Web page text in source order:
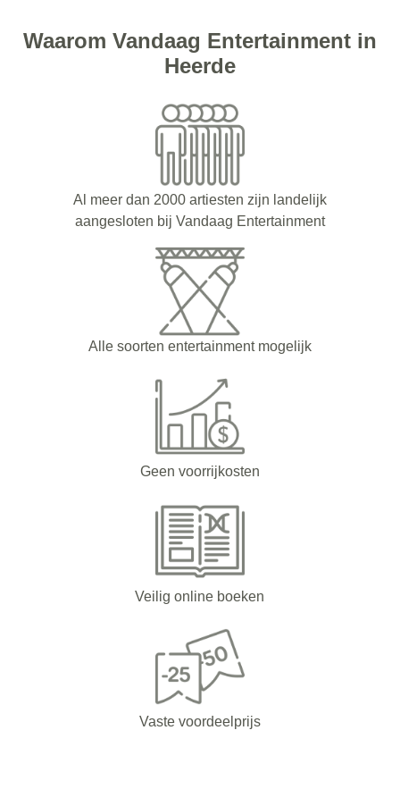
Waarom Vandaag Entertainment in
Heerde
Al meer dan 2000 artiesten zijn landelijk
aangesloten bij Vandaag Entertainment
Alle soorten entertainment mogelijk
Geen voorrijkosten
Veilig online boeken
Vaste voordeelprijs